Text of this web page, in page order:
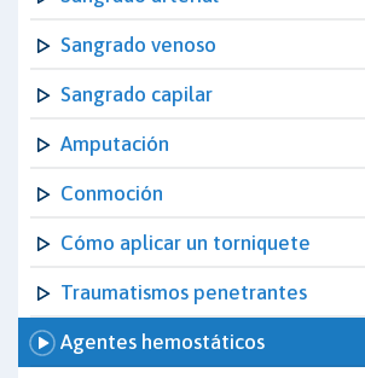
Sangrado venoso
Sangrado capilar
Amputación
Conmoción
Cómo aplicar un torniquete
Traumatismos penetrantes
Agentes hemostáticos